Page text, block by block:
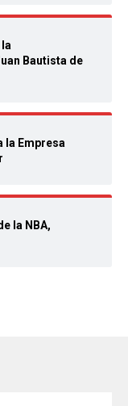
Bautista de
la Empresa
la NBA,